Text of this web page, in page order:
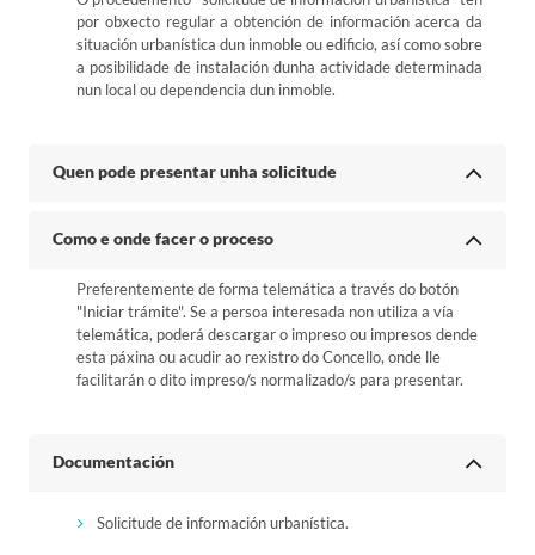
por obxecto regular a obtención de información acerca da
situación urbanística dun inmoble ou edificio, así como sobre
a posibilidade de instalación dunha actividade determinada
nun local ou dependencia dun inmoble.
Quen pode presentar unha solicitude
Como e onde facer o proceso
Preferentemente de forma telemática a través do botón
"Iniciar trámite". Se a persoa interesada non utiliza a vía
telemática, poderá descargar o impreso ou impresos dende
esta páxina ou acudir ao rexistro do Concello, onde lle
facilitarán o dito impreso/s normalizado/s para presentar.
Documentación
Solicitude de información urbanística.